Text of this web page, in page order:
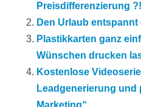
Preisdifferenzierung
Den Urlaub
Plastikkarten ganz
Wünschen drucken
Kostenlose
Leadgenerierung und